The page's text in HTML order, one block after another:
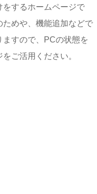
をするホームページで
めや、機能追加などで
すので、PCの状態を
ご活用ください。